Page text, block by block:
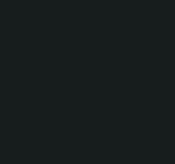
Seturi chei fixe auto,
în clemă/6
ADAUGA IN